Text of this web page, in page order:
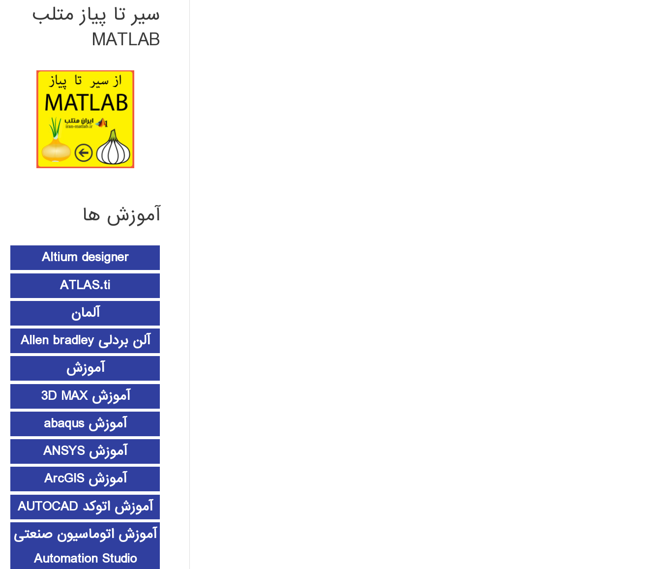
سیر تا پیاز متلب
MATLAB
آموزش ها
Altium designer
ATLAS.ti
آلمان
آلن بردلی Allen bradley
آموزش
آموزش 3D MAX
آموزش abaqus
آموزش ANSYS
آموزش ArcGIS
آموزش اتوکد AUTOCAD
آموزش اتوماسیون صنعتی
Automation Studio